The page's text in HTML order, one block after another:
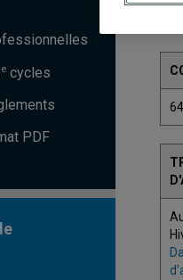
e cycles
PDF